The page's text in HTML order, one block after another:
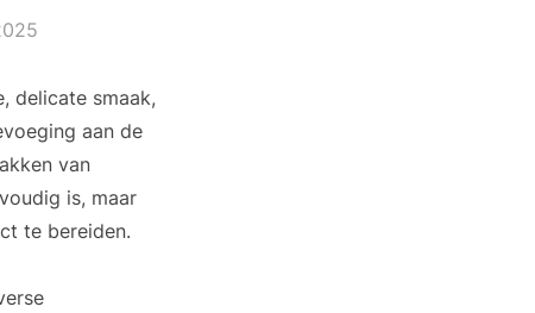
delicate smaak,
aan de
van
is, maar
te bereiden.